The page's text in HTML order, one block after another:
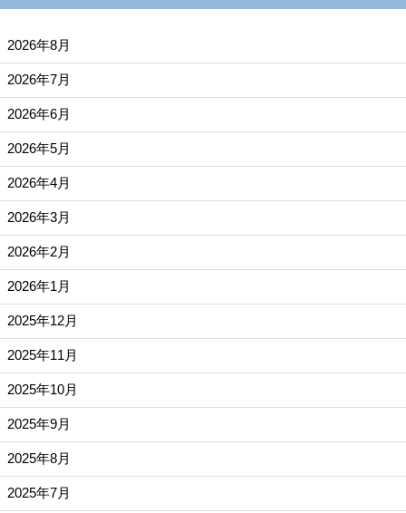
2026年8月
2026年7月
2026年6月
2026年5月
2026年4月
2026年3月
2026年2月
2026年1月
2025年12月
2025年11月
2025年10月
2025年9月
2025年8月
2025年7月